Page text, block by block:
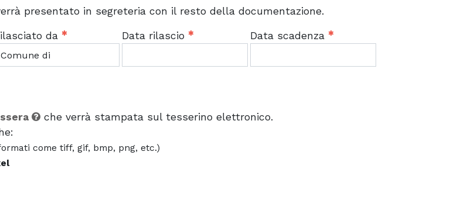
presentato in segreteria con il resto della documentazione.
da Data rilascio Data scadenza
che verrà stampata sul tesserino elettronico.
come tiff, gif, bmp, png, etc.)